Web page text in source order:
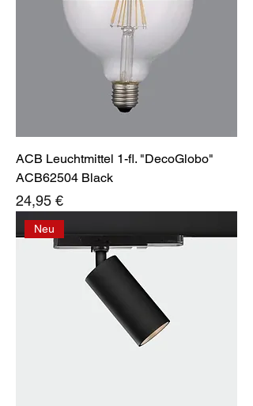
ACB Leuchtmittel 1-fl. "DecoGlobo"
ACB62504 Black
Preis
24,95 €
Neu